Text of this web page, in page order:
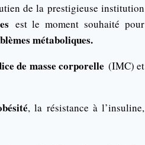
de la prestigieuse institution
est le moment souhaité pour
métaboliques.
de masse corporelle (IMC) et
, la résistance à l’insuline,